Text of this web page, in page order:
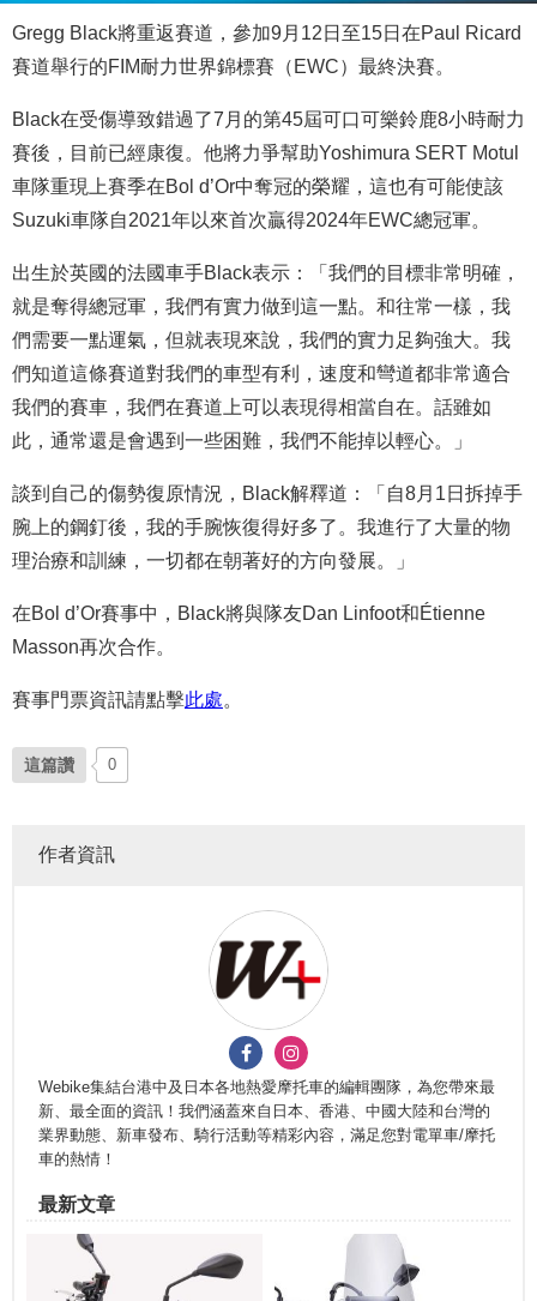
Gregg Black將重返賽道，參加9月12日至15日在Paul Ricard
賽道舉行的FIM耐力世界錦標賽（EWC）最終決賽。
Black在受傷導致錯過了7月的第45屆可口可樂鈴鹿8小時耐力
賽後，目前已經康復。他將力爭幫助Yoshimura SERT Motul
車隊重現上賽季在Bol d’Or中奪冠的榮耀，這也有可能使該
Suzuki車隊自2021年以來首次贏得2024年EWC總冠軍。
出生於英國的法國車手Black表示：「我們的目標非常明確，
就是奪得總冠軍，我們有實力做到這一點。和往常一樣，我
們需要一點運氣，但就表現來說，我們的實力足夠強大。我
們知道這條賽道對我們的車型有利，速度和彎道都非常適合
我們的賽車，我們在賽道上可以表現得相當自在。話雖如
此，通常還是會遇到一些困難，我們不能掉以輕心。」
談到自己的傷勢復原情況，Black解釋道：「自8月1日拆掉手
腕上的鋼釘後，我的手腕恢復得好多了。我進行了大量的物
理治療和訓練，一切都在朝著好的方向發展。」
在Bol d’Or賽事中，Black將與隊友Dan Linfoot和Étienne
Masson再次合作。
賽事門票資訊請點擊此處
這篇讚 0
作者資訊
Webike集結台港中及日本各地熱愛摩托車的編輯團隊，為您帶來最
新、最全面的資訊！我們涵蓋來自日本、香港、中國大陸和台灣的
業界動態、新車發布、騎行活動等精彩內容，滿足您對電單車/摩托
車的熱情！
最新文章